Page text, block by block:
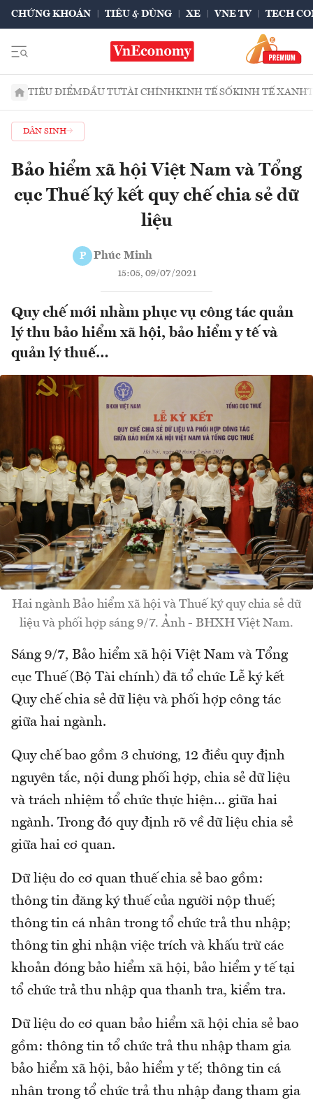
CHỨNG KHOÁN TIÊU & DÙNG XE VNE TV TECH
TIÊU ĐIỂMĐẦU TƯTÀI CHÍNHKINH TẾ SỐKINH TẾ XANH
DÂN SINH
Bảo hiểm xã hội Việt Nam và Tổng
cục Thuế ký kết quy chế chia sẻ dữ
liệu
P Phúc Minh
15:05, 09/07/2021
Quy chế mới nhằm phục vụ công tác quản
lý thu bảo hiểm xã hội, bảo hiểm y tế và
quản lý thuế…
Hai ngành Bảo hiểm xã hội và Thuế ký quy chia sẻ dữ
liệu và phối hợp sáng 9/7. Ảnh - BHXH Việt Nam.
Sáng 9/7, Bảo hiểm xã hội Việt Nam và Tổng
cục Thuế (Bộ Tài chính) đã tổ chức Lễ ký kết
Quy chế chia sẻ dữ liệu và phối hợp công tác
giữa hai ngành.
Quy chế bao gồm 3 chương, 12 điều quy định
nguyên tắc, nội dung phối hợp, chia sẻ dữ liệu
và trách nhiệm tổ chức thực hiện… giữa hai
ngành. Trong đó quy định rõ về dữ liệu chia sẻ
giữa hai cơ quan.
Dữ liệu do cơ quan thuế chia sẻ bao gồm:
thông tin đăng ký thuế của người nộp thuế;
thông tin cá nhân trong tổ chức trả thu nhập;
thông tin ghi nhận việc trích và khấu trừ các
khoản đóng bảo hiểm xã hội, bảo hiểm y tế tại
tổ chức trả thu nhập qua thanh tra, kiểm tra.
Dữ liệu do cơ quan bảo hiểm xã hội chia sẻ bao
gồm: thông tin tổ chức trả thu nhập tham gia
bảo hiểm xã hội, bảo hiểm y tế; thông tin cá
nhân trong tổ chức trả thu nhập đang tham gia